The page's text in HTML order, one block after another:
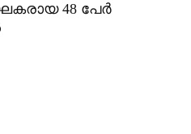
48 പേർ